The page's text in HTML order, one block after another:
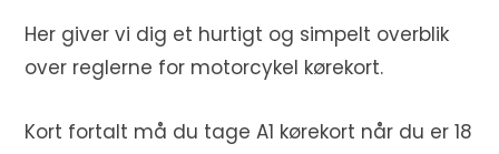
Her giver vi dig et hurtigt og simpelt overblik
over reglerne for motorcykel kørekort.
Kort fortalt må du tage A1 kørekort når du er 18